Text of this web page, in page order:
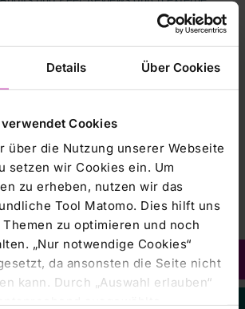
Details Über Cookies
Cookies
über die Nutzung unserer Webseite
setzen wir Cookies ein. Um
zu erheben, nutzen wir das
Tool Matomo. Dies hilft uns
zu optimieren und noch
„Nur notwendige Cookies“
da ansonsten die Seite nicht
kann. Durch „Auswahl erlauben“
zusätzliche Kontrollmechanismen. So
für Kardiologie unter anderem als
Herzinsuffizienzzentrum (DGK), TAVI-
Mitralklappenzentrum (DGK), Cardiac
(GRC), Vorhofflimmer-Zentrum (DGK)
kritische Fälle in der internen
diskutiert.
gewährleisten eine hohe
minimieren Risiken und tragen zur
der Patientinnen und Patienten
bei.
Sie uns: